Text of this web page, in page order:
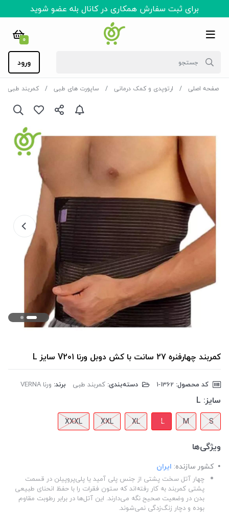
برای ثبت سفارش همکاری در کانال بله عضو شوید
0
ورود
صفحه اصلی ارتوپدی و کمک درمانی ساپورت های طبی کمربند طبی
کمربند چهارفنره 27 سانت با کش دوبل ورنا V201 سایز L
کد محصول: دسته‌بندی: کمربند طبی برند: ورنا VERNA
سایز: L
S
M
L
XL
XXL
XXXL
ویژگی‌ها
کشور سازنده: ایران
چهار آتل سخت پشتی از جنس پلی آمید یا پلی‌پروپیلن در قسمت
پشتی کمربند به کار رفته‌اند که ستون فقرات را با حفظ انحنای طبیعی
بدن در وضعیت صحیح نگه می‌دارند. این آتل‌ها در برابر رطوبت مقاوم
بوده و دچار زنگ‌زدگی نمی‌شوند.